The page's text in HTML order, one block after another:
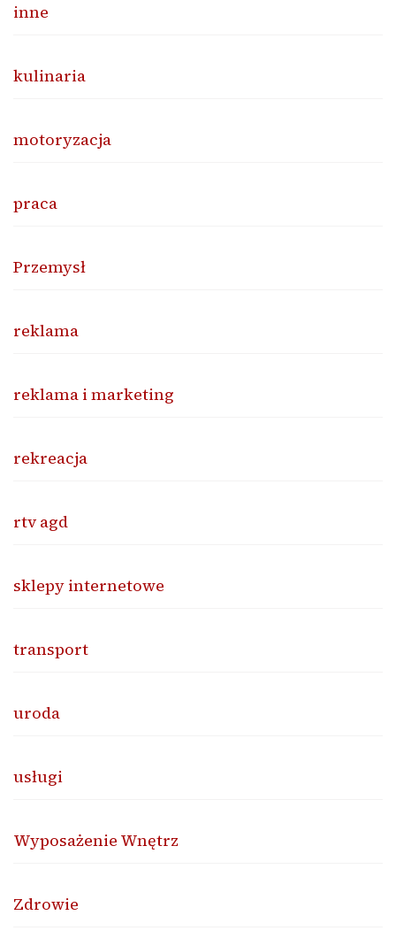
inne
kulinaria
motoryzacja
praca
Przemysł
reklama
reklama i marketing
rekreacja
rtv agd
sklepy internetowe
transport
uroda
usługi
Wyposażenie Wnętrz
Zdrowie